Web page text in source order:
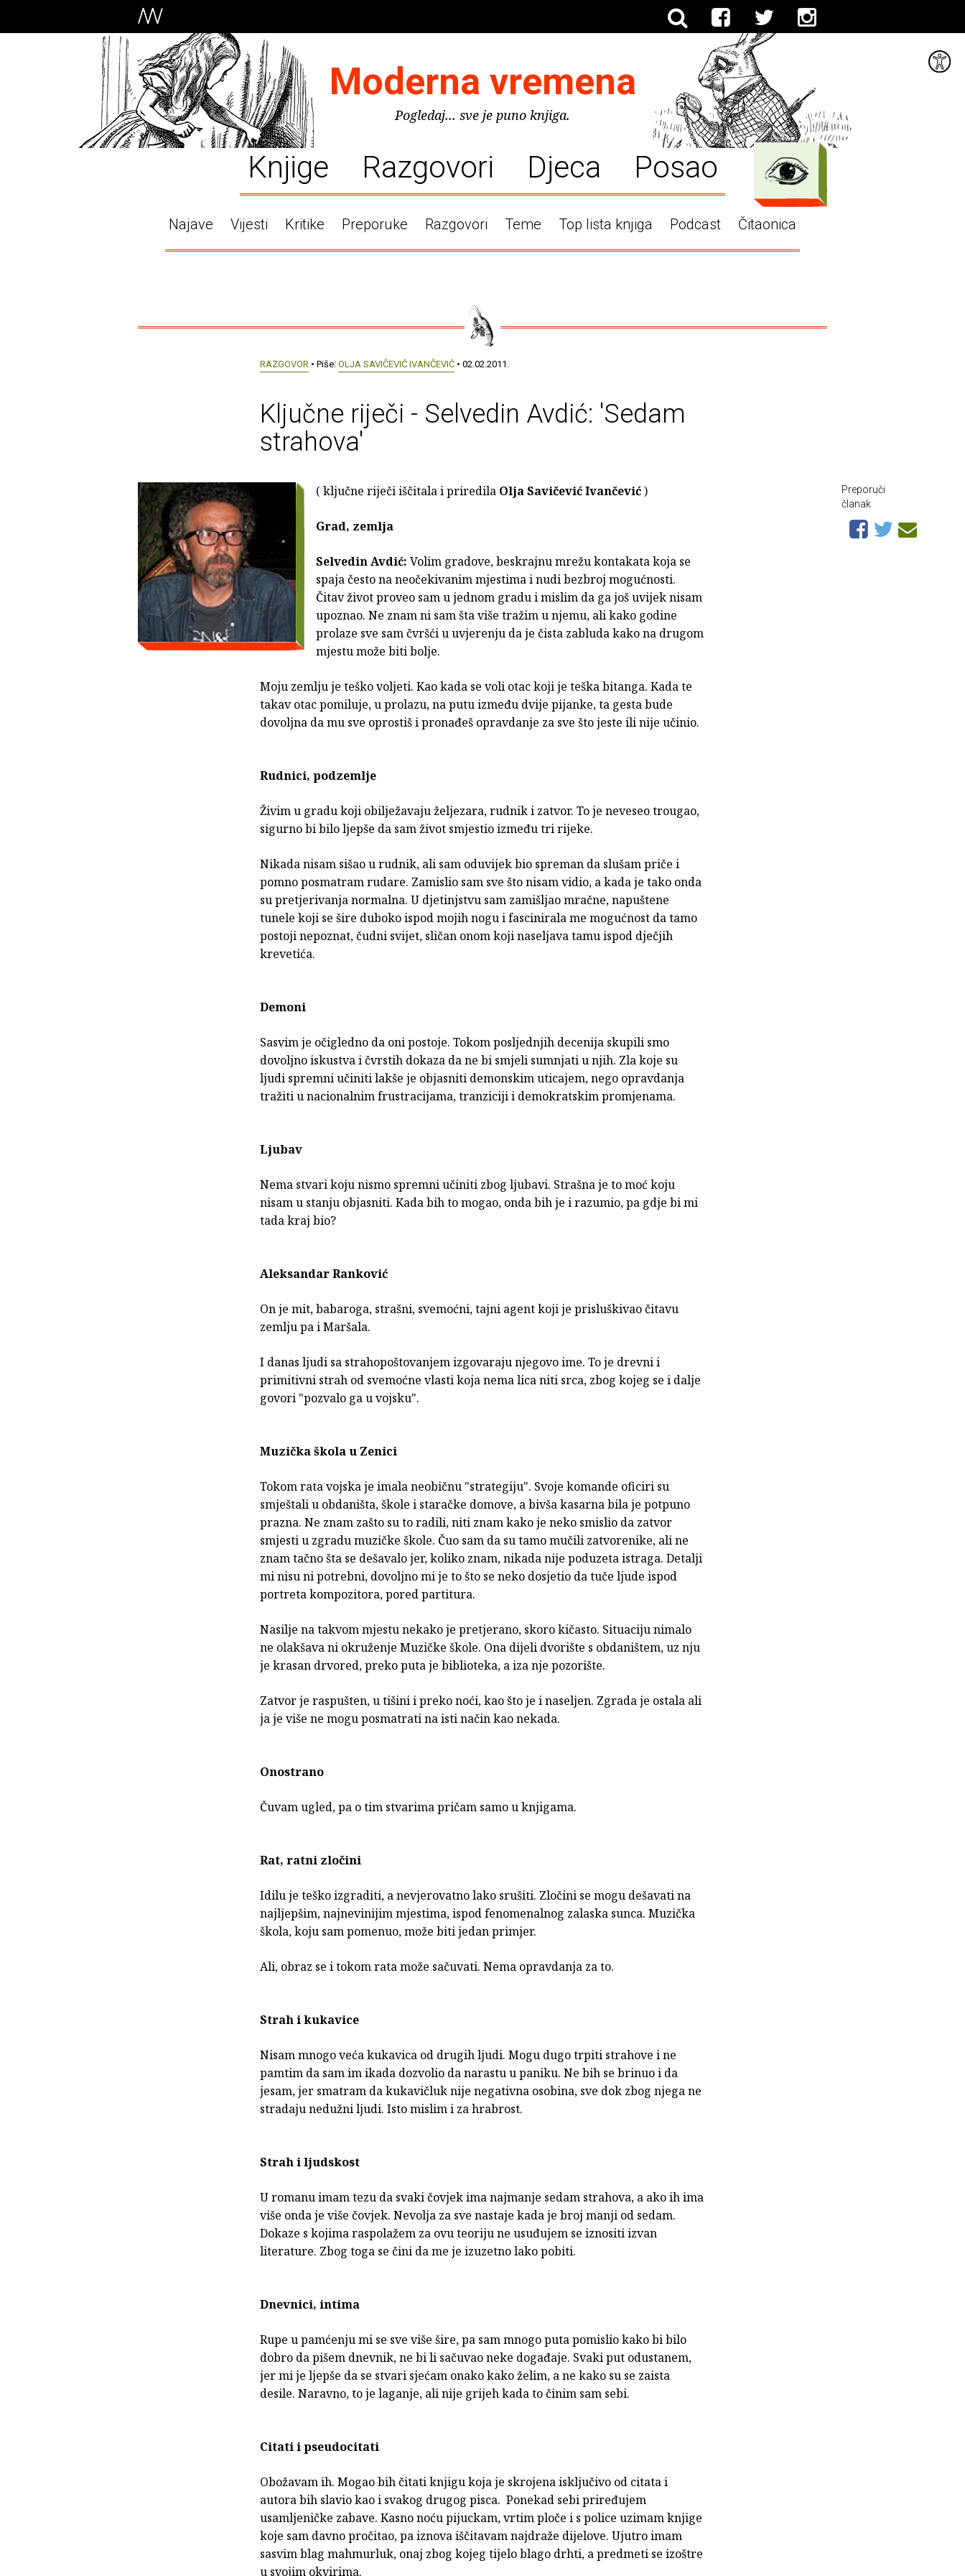
Moderna vremena
Pogledaj... sve je puno knjiga.
Knjige Razgovori Djeca Posao
Najave Vijesti Kritike Preporuke Razgovori Teme Top lista knjiga Podcast Čitaonica
RAZGOVOR • Piše: OLJA SAVIČEVIĆ IVANČEVIĆ • 02.02.2011.
Ključne riječi - Selvedin Avdić: 'Sedam
strahova'
( ključne riječi iščitala i priredila Olja Savičević Ivančević)
Grad, zemlja
Selvedin Avdić: Volim gradove, beskrajnu mrežu kontakata koja se
spaja često na neočekivanim mjestima i nudi bezbroj mogućnosti.
Čitav život proveo sam u jednom gradu i mislim da ga još uvijek nisam
upoznao. Ne znam ni sam šta više tražim u njemu, ali kako godine
prolaze sve sam čvršći u uvjerenju da je čista zabluda kako na drugom
mjestu može biti bolje.
Moju zemlju je teško voljeti. Kao kada se voli otac koji je teška bitanga. Kada te
takav otac pomiluje, u prolazu, na putu između dvije pijanke, ta gesta bude
dovoljna da mu sve oprostiš i pronađeš opravdanje za sve što jeste ili nije učinio.
Rudnici, podzemlje
Živim u gradu koji obilježavaju željezara, rudnik i zatvor. To je neveseo trougao,
sigurno bi bilo ljepše da sam život smjestio između tri rijeke.
Nikada nisam sišao u rudnik, ali sam oduvijek bio spreman da slušam priče i
pomno posmatram rudare. Zamislio sam sve što nisam vidio, a kada je tako onda
su pretjerivanja normalna. U djetinjstvu sam zamišljao mračne, napuštene
tunele koji se šire duboko ispod mojih nogu i fascinirala me mogućnost da tamo
postoji nepoznat, čudni svijet, sličan onom koji naseljava tamu ispod dječjih
krevetića.
Demoni
Sasvim je očigledno da oni postoje. Tokom posljednjih decenija skupili smo
dovoljno iskustva i čvrstih dokaza da ne bi smjeli sumnjati u njih. Zla koje su
ljudi spremni učiniti lakše je objasniti demonskim uticajem, nego opravdanja
tražiti u nacionalnim frustracijama, tranziciji i demokratskim promjenama.
Ljubav
Nema stvari koju nismo spremni učiniti zbog ljubavi. Strašna je to moć koju
nisam u stanju objasniti. Kada bih to mogao, onda bih je i razumio, pa gdje bi mi
tada kraj bio?
Aleksandar Ranković
On je mit, babaroga, strašni, svemoćni, tajni agent koji je prisluškivao čitavu
zemlju pa i Maršala.
I danas ljudi sa strahopoštovanjem izgovaraju njegovo ime. To je drevni i
primitivni strah od svemoćne vlasti koja nema lica niti srca, zbog kojeg se i dalje
govori "pozvalo ga u vojsku".
Muzička škola u Zenici
Tokom rata vojska je imala neobičnu "strategiju". Svoje komande oficiri su
smještali u obdaništa, škole i staračke domove, a bivša kasarna bila je potpuno
prazna. Ne znam zašto su to radili, niti znam kako je neko smislio da zatvor
smjesti u zgradu muzičke škole. Čuo sam da su tamo mučili zatvorenike, ali ne
znam tačno šta se dešavalo jer, koliko znam, nikada nije poduzeta istraga. Detalji
mi nisu ni potrebni, dovoljno mi je to što se neko dosjetio da tuče ljude ispod
portreta kompozitora, pored partitura.
Nasilje na takvom mjestu nekako je pretjerano, skoro kičasto. Situaciju nimalo
ne olakšava ni okruženje Muzičke škole. Ona dijeli dvorište s obdaništem, uz nju
je krasan drvored, preko puta je biblioteka, a iza nje pozorište.
Zatvor je raspušten, u tišini i preko noći, kao što je i naseljen. Zgrada je ostala ali
ja je više ne mogu posmatrati na isti način kao nekada.
Onostrano
Čuvam ugled, pa o tim stvarima pričam samo u knjigama.
Rat, ratni zločini
Idilu je teško izgraditi, a nevjerovatno lako srušiti. Zločini se mogu dešavati na
najljepšim, najnevinijim mjestima, ispod fenomenalnog zalaska sunca. Muzička
škola, koju sam pomenuo, može biti jedan primjer.
Ali, obraz se i tokom rata može sačuvati. Nema opravdanja za to.
Strah i kukavice
Nisam mnogo veća kukavica od drugih ljudi. Mogu dugo trpiti strahove i ne
pamtim da sam im ikada dozvolio da narastu u paniku. Ne bih se brinuo i da
jesam, jer smatram da kukavičluk nije negativna osobina, sve dok zbog njega ne
stradaju nedužni ljudi. Isto mislim i za hrabrost.
Strah i ljudskost
U romanu imam tezu da svaki čovjek ima najmanje sedam strahova, a ako ih ima
više onda je više čovjek. Nevolja za sve nastaje kada je broj manji od sedam.
Dokaze s kojima raspolažem za ovu teoriju ne usuđujem se iznositi izvan
literature. Zbog toga se čini da me je izuzetno lako pobiti.
Dnevnici, intima
Rupe u pamćenju mi se sve više šire, pa sam mnogo puta pomislio kako bi bilo
dobro da pišem dnevnik, ne bi li sačuvao neke događaje. Svaki put odustanem,
jer mi je ljepše da se stvari sjećam onako kako želim, a ne kako su se zaista
desile. Naravno, to je laganje, ali nije grijeh kada to činim sam sebi.
Citati i pseudocitati
Obožavam ih. Mogao bih čitati knjigu koja je skrojena isključivo od citata i
autora bih slavio kao i svakog drugog pisca. Ponekad sebi priređujem
usamljeničke zabave. Kasno noću pijuckam, vrtim ploče i s police uzimam knjige
koje sam davno pročitao, pa iznova iščitavam najdraže dijelove. Ujutro imam
sasvim blag mahmurluk, onaj zbog kojeg tijelo blago drhti, a predmeti se izoštre
u svojim okvirima.
Preporuči
članak